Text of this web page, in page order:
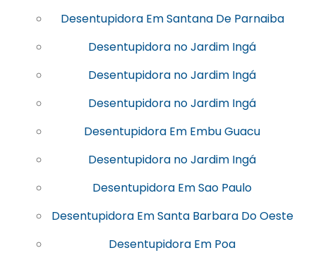
Desentupidora Em Santana De Parnaiba
Desentupidora no Jardim Ingá
Desentupidora no Jardim Ingá
Desentupidora no Jardim Ingá
Desentupidora Em Embu Guacu
Desentupidora no Jardim Ingá
Desentupidora Em Sao Paulo
Desentupidora Em Santa Barbara Do Oeste
Desentupidora Em Poa